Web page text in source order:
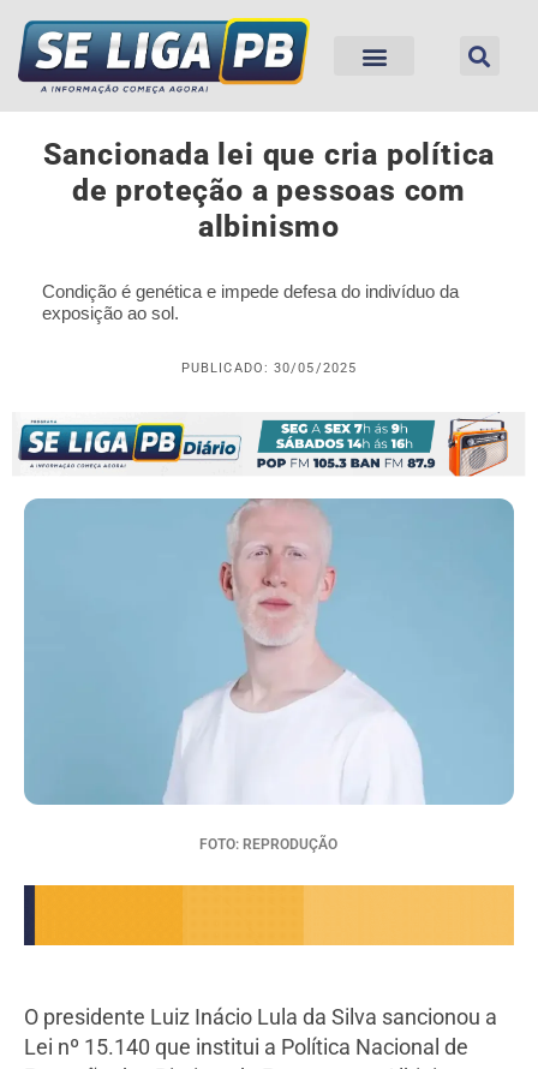
Sancionada lei que cria política
de proteção a pessoas com
albinismo
Condição é genética e impede defesa do indivíduo da
exposição ao sol.
PUBLICADO: 30/05/2025
FOTO: REPRODUÇÃO
O presidente Luiz Inácio Lula da Silva sancionou a
Lei nº 15.140 que institui a Política Nacional de